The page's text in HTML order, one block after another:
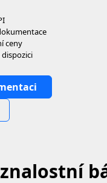
ceny